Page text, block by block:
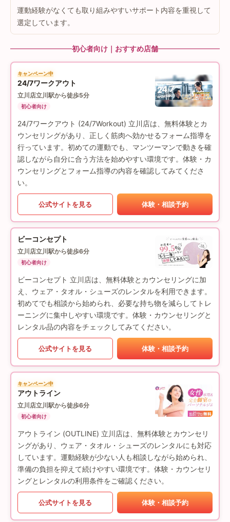
運動経験がなくても取り組みやすいサポート内容を重視して
選定しています。
初心者向け｜おすすめ店舗
キャンペーン中
24/7ワークアウト
立川店立川駅から徒歩5分
初心者向け
24/7ワークアウト (24/7Workout) 立川店は、無料体験とカ
ウンセリングがあり、正しく筋肉へ効かせるフォーム指導を
行っています。初めての運動でも、マンツーマンで動きを確
認しながら自分に合う方法を始めやすい環境です。体験・カ
ウンセリングとフォーム指導の内容を確認してみてくださ
い。
公式サイトを見る 体験・相談予約
ビーコンセプト
立川店立川駅から徒歩6分
初心者向け
ビーコンセプト 立川店は、無料体験とカウンセリングに加
え、ウェア・タオル・シューズのレンタルを利用できます。
初めてでも相談から始められ、必要な持ち物を減らしてトレ
ーニングに集中しやすい環境です。体験・カウンセリングと
レンタル品の内容をチェックしてみてください。
公式サイトを見る 体験・相談予約
キャンペーン中
アウトライン
立川店立川駅から徒歩6分
初心者向け
アウトライン (OUTLINE) 立川店は、無料体験とカウンセリ
ングがあり、ウェア・タオル・シューズのレンタルにも対応
しています。運動経験が少ない人も相談しながら始められ、
準備の負担を抑えて続けやすい環境です。体験・カウンセリ
ングとレンタルの利用条件をご確認ください。
公式サイトを見る 体験・相談予約